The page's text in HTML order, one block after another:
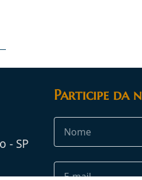
- SP
Participe da